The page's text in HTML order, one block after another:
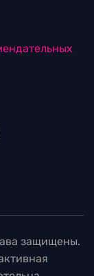
защищены.